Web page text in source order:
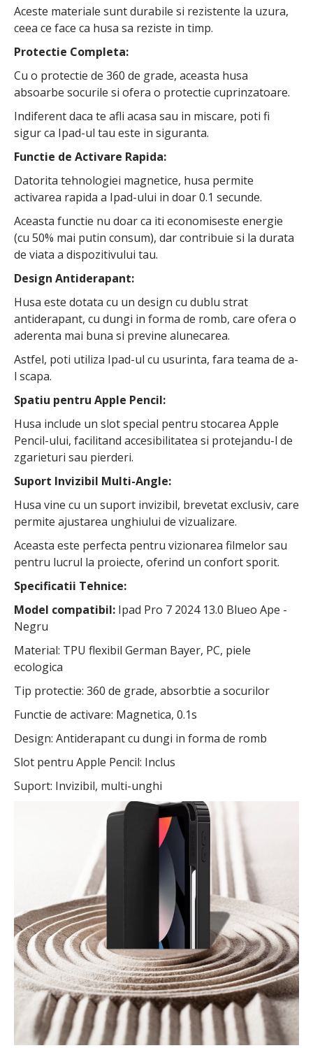
Aceste materiale sunt durabile si rezistente la uzura,
ceea ce face ca husa sa reziste in timp.
Protectie Completa:
Cu o protectie de 360 de grade, aceasta husa
absoarbe socurile si ofera o protectie cuprinzatoare.
Indiferent daca te afli acasa sau in miscare, poti fi
sigur ca Ipad-ul tau este in siguranta.
Functie de Activare Rapida:
Datorita tehnologiei magnetice, husa permite
activarea rapida a Ipad-ului in doar 0.1 secunde.
Aceasta functie nu doar ca iti economiseste energie
(cu 50% mai putin consum), dar contribuie si la durata
de viata a dispozitivului tau.
Design Antiderapant:
Husa este dotata cu un design cu dublu strat
antiderapant, cu dungi in forma de romb, care ofera o
aderenta mai buna si previne alunecarea.
Astfel, poti utiliza Ipad-ul cu usurinta, fara teama de a-
l scapa.
Spatiu pentru Apple Pencil:
Husa include un slot special pentru stocarea Apple
Pencil-ului, facilitand accesibilitatea si protejandu-l de
zgarieturi sau pierderi.
Suport Invizibil Multi-Angle:
Husa vine cu un suport invizibil, brevetat exclusiv, care
permite ajustarea unghiului de vizualizare.
Aceasta este perfecta pentru vizionarea filmelor sau
pentru lucrul la proiecte, oferind un confort sporit.
Specificatii Tehnice:
Model compatibil: Ipad Pro 7 2024 13.0 Blueo Ape -
Negru
Material: TPU flexibil German Bayer, PC, piele
ecologica
Tip protectie: 360 de grade, absorbtie a socurilor
Functie de activare: Magnetica, 0.1s
Design: Antiderapant cu dungi in forma de romb
Slot pentru Apple Pencil: Inclus
Suport: Invizibil, multi-unghi